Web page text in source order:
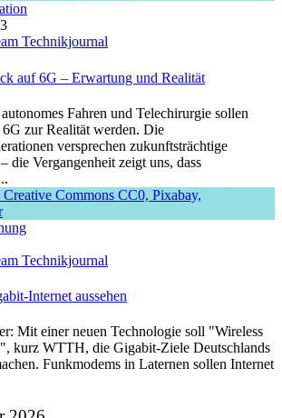
Technikjournal
auf 6G – Erwartung und Realität
Fahren und Telechirurgie sollen
zur Realität werden. Die
versprechen zukunftsträchtige
die Vergangenheit zeigt uns, dass
Technikjournal
Internet aussehen
Mit einer neuen Technologie soll "Wireless
kurz WTTH, die Gigabit-Ziele Deutschlands
Funkmodems in Laternen sollen Internet